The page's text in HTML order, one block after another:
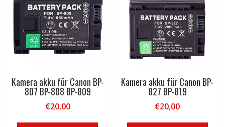
Kamera akku für Canon BP-
807 BP-808 BP-809
€20,00
Kamera akku für Canon BP-
827 BP-819
€20,00